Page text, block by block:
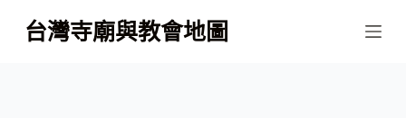
跳
至
台灣寺廟與教會地圖